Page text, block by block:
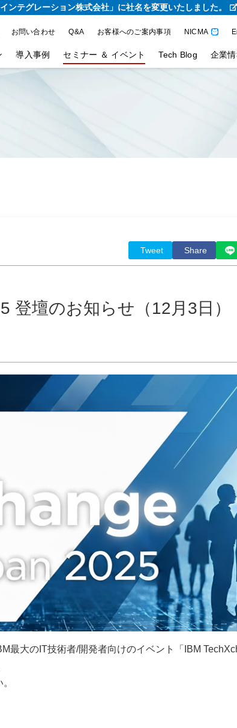
ンテグレーション株式会社」に社名を変更いたしました。
お問い合わせ Q&A お客様へのご案内事項 NICMA
導入事例 セミナー ＆ イベント Tech Blog 企業
Tweet Share
登壇のお知らせ（12月3日）
最大のIT技術者/開発者向けのイベント「IBM